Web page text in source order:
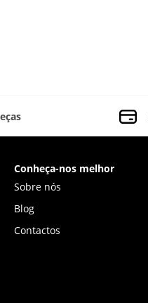
Conheça-nos melhor
Sobre nós
Blog
Contactos